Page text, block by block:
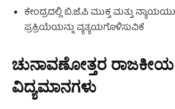
ಕೇಂದ್ರದಲ್ಲಿ ಬಿ.ಜೆ.ಪಿ ಮುಕ್ತ ಮತ್ತು
ಪ್ರಕ್ರಿಯೆಯನ್ನು ವ್ಯತ್ಯಯಗೊಳಿಸುವಿಕೆ
ಚುನಾವಣೋತ್ತರ ರಾಜಕೀಯ
ವಿದ್ಯಮಾನಗಳು